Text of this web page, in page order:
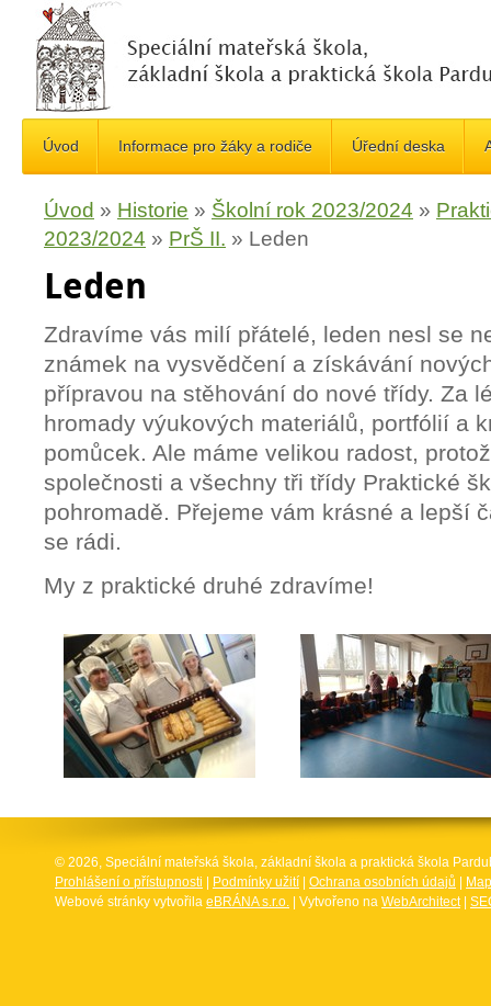
Úvod Informace pro žáky a rodiče Úřední deska
Úvod » Historie » Školní rok 2023/2024 »
2023/2024 » PrŠ II. » Leden
Leden
Zdravíme vás milí přátelé, leden nesl se
známek na vysvědčení a získávání
přípravou na stěhování do nové třídy. Za
hromady výukových materiálů, portfólií a
pomůcek. Ale máme velikou radost,
společnosti a všechny tři třídy Praktické
pohromadě. Přejeme vám krásné a lepší
se rádi.
My z praktické druhé zdravíme!
© 2026, Speciální mateřská škola, základní škola a praktická škola
Prohlášení o přístupnosti
Podmínky užití Ochrana osobních údajů
Webové stránky vytvořila eBRÁNA s.r.o. | Vytvořeno na WebArchitect|